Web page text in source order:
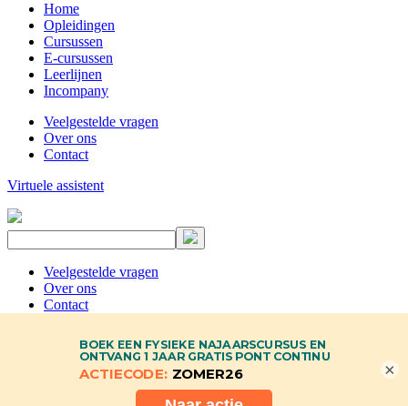
Home
Opleidingen
Cursussen
E-cursussen
Leerlijnen
Incompany
Veelgestelde vragen
Over ons
Contact
Virtuele assistent
Veelgestelde vragen
Over ons
Contact
×